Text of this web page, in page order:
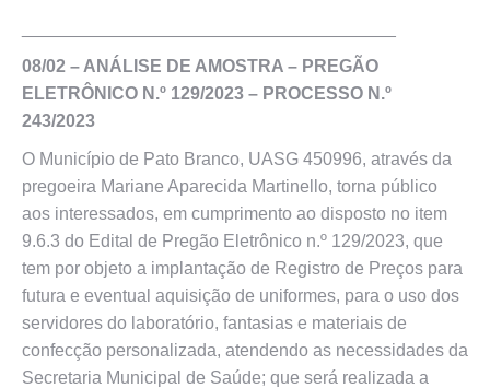
08/02 – ANÁLISE DE AMOSTRA – PREGÃO
ELETRÔNICO N.º 129/2023 – PROCESSO N.º
243/2023
O Município de Pato Branco, UASG 450996, através da
pregoeira Mariane Aparecida Martinello, torna público
aos interessados, em cumprimento ao disposto no item
9.6.3 do Edital de Pregão Eletrônico n.º 129/2023, que
tem por objeto a implantação de Registro de Preços para
futura e eventual aquisição de uniformes, para o uso dos
servidores do laboratório, fantasias e materiais de
confecção personalizada, atendendo as necessidades da
Secretaria Municipal de Saúde; que será realizada a